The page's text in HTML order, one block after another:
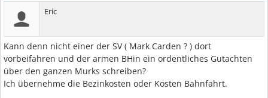
Eric
Kann denn nicht einer der SV ( Mark Carden ? ) dort
vorbeifahren und der armen BHin ein ordentliches Gutachten
über den ganzen Murks schreiben?
Ich übernehme die Bezinkosten oder Kosten Bahnfahrt.